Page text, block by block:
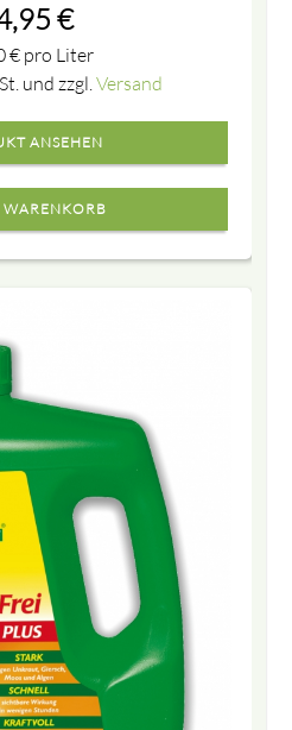
€
€pro Liter
und zzgl.Versand
ANSEHEN